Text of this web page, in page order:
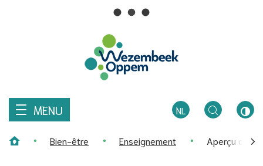
Wezembeek-
MENU
NL
ZOEKEN
Bien-être Enseignement Aperçu de